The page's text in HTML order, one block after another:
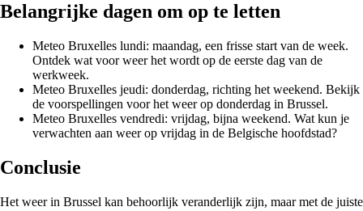
Belangrijke dagen om op te letten
Meteo Bruxelles lundi: maandag, een frisse start van de week.
Ontdek wat voor weer het wordt op de eerste dag van de
werkweek.
Meteo Bruxelles jeudi: donderdag, richting het weekend. Bekijk
de voorspellingen voor het weer op donderdag in Brussel.
Meteo Bruxelles vendredi: vrijdag, bijna weekend. Wat kun je
verwachten aan weer op vrijdag in de Belgische hoofdstad?
Conclusie
Het weer in Brussel kan behoorlijk veranderlijk zijn, maar met de juiste